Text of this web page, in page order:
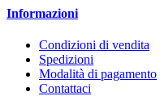
Informazioni
Condizioni di vendita
Spedizioni
Modalità di pagamento
Contattaci